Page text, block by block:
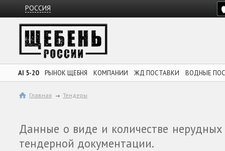
РОССИЯ
AI 5-20 РЫНОК ЩЕБНЯ КОМПАНИИ ЖД ПОСТАВКИ ВОДНЫЕ
Главная Тендеры
Данные о виде и количестве
тендерной документации.